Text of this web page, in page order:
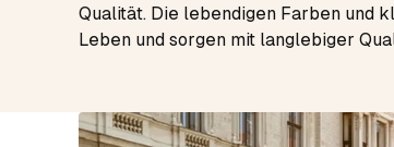
Qualität. Die lebendigen Farben und
Leben und sorgen mit langlebiger